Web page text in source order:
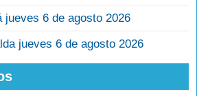
jueves 6 de agosto 2026
jueves 6 de agosto 2026